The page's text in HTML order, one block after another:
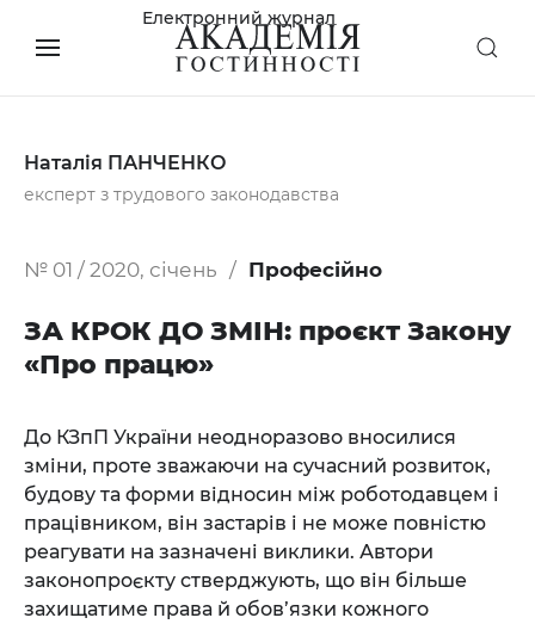
Електронний журнал
Наталія ПАНЧЕНКО
експерт з трудового законодавства
№ 01 / 2020, січень Професійно
ЗА КРОК ДО ЗМІН: проєкт Закону
«Про працю»
До КЗпП України неодноразово вносилися
зміни, проте зважаючи на сучасний розвиток,
будову та форми відносин між роботодавцем і
працівником, він застарів і не може повністю
реагувати на зазначені виклики. Автори
законопроєкту стверджують, що він більше
захищатиме права й обов’язки кожного